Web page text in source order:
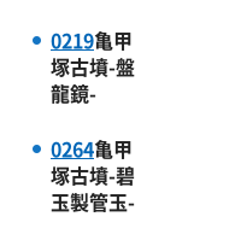
0219亀甲
塚古墳-盤
龍鏡-
0264亀甲
塚古墳-碧
玉製管玉-